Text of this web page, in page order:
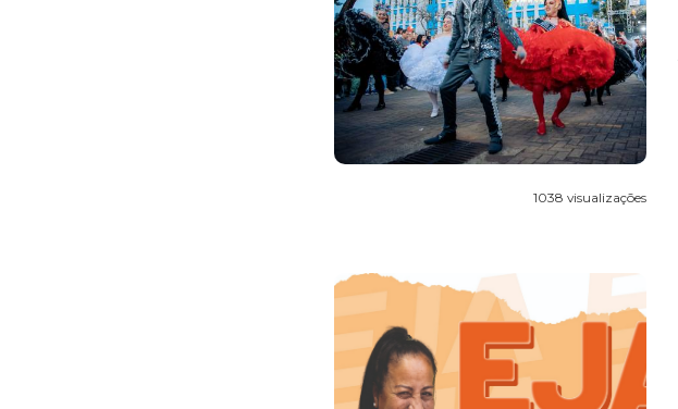
1038 visualizações